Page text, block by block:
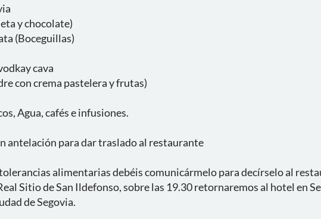
y chocolate)
(Boceguillas)
cava
con crema pastelera y frutas)
Agua, cafés e infusiones.
antelación para dar traslado al restaurante
alimentarias debéis comunicármelo para decírselo al
Sitio de San Ildefonso, sobre las 19.30 retornaremos al hotel en
de Segovia.